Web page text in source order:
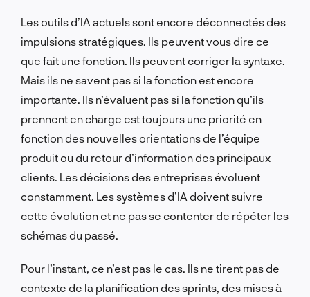
Les outils d’IA actuels sont encore déconnectés des
impulsions stratégiques. Ils peuvent vous dire ce
que fait une fonction. Ils peuvent corriger la syntaxe.
Mais ils ne savent pas si la fonction est encore
importante. Ils n’évaluent pas si la fonction qu’ils
prennent en charge est toujours une priorité en
fonction des nouvelles orientations de l’équipe
produit ou du retour d’information des principaux
clients. Les décisions des entreprises évoluent
constamment. Les systèmes d’IA doivent suivre
cette évolution et ne pas se contenter de répéter les
schémas du passé.
Pour l’instant, ce n’est pas le cas. Ils ne tirent pas de
contexte de la planification des sprints, des mises à